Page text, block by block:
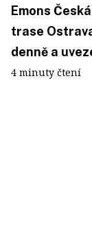
Emons
trase
denně a
4 minuty čtení